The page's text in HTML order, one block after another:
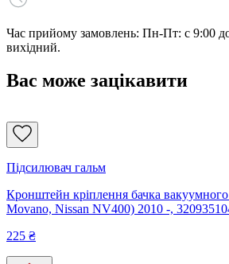
Час прийому замовлень: Пн-Пт: с 9:00
вихідний.
Вас може зацікавити
Підсилювач гальм
Кронштейн кріплення бачка
Movano, Nissan NV400) 2010 -,
225 ₴